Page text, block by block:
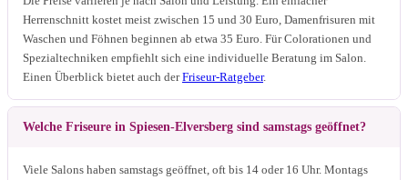
Herrenschnitt kostet meist zwischen 15 und 30 Euro, Damenfrisuren mit
Waschen und Föhnen beginnen ab etwa 35 Euro. Für Colorationen und
Spezialtechniken empfiehlt sich eine individuelle Beratung im Salon.
Einen Überblick bietet auch derFriseur-Ratgeber.
Welche Friseure in Spiesen-Elversberg sind samstags geöffnet?
Viele Salons haben samstags geöffnet, oft bis 14 oder 16 Uhr. Montags